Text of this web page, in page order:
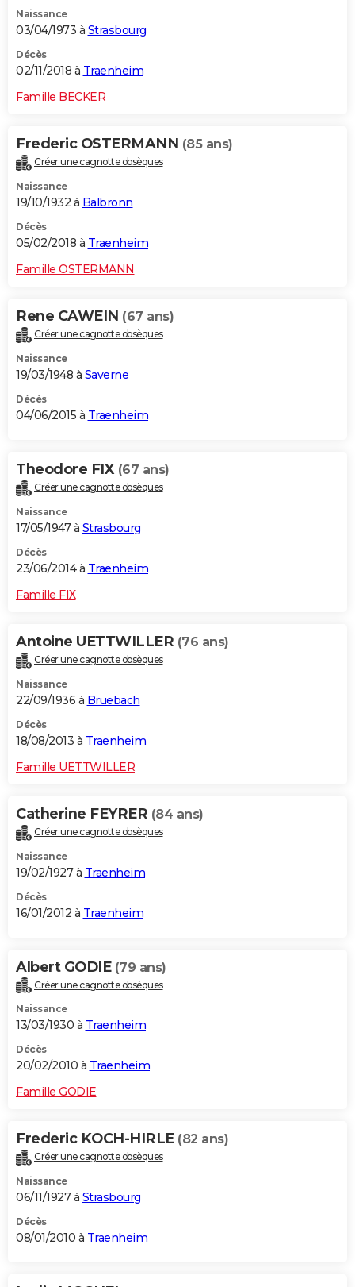
Naissance
03/04/1973 à Strasbourg
Décès
02/11/2018 à Traenheim
Famille BECKER
Frederic OSTERMANN (85 ans)
Créer une cagnotte obsèques
Naissance
19/10/1932 à Balbronn
Décès
05/02/2018 à Traenheim
Famille OSTERMANN
Rene CAWEIN (67 ans)
Créer une cagnotte obsèques
Naissance
19/03/1948 à Saverne
Décès
04/06/2015 à Traenheim
Theodore FIX (67 ans)
Créer une cagnotte obsèques
Naissance
17/05/1947 à Strasbourg
Décès
23/06/2014 à Traenheim
Famille FIX
Antoine UETTWILLER (76 ans)
Créer une cagnotte obsèques
Naissance
22/09/1936 à Bruebach
Décès
18/08/2013 à Traenheim
Famille UETTWILLER
Catherine FEYRER (84 ans)
Créer une cagnotte obsèques
Naissance
19/02/1927 à Traenheim
Décès
16/01/2012 à Traenheim
Albert GODIE (79 ans)
Créer une cagnotte obsèques
Naissance
13/03/1930 à Traenheim
Décès
20/02/2010 à Traenheim
Famille GODIE
Frederic KOCH-HIRLE (82 ans)
Créer une cagnotte obsèques
Naissance
06/11/1927 à Strasbourg
Décès
08/01/2010 à Traenheim